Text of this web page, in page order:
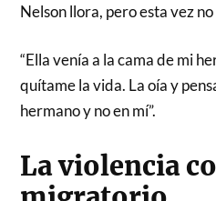
Nelson llora, pero esta vez
“Ella venía a la cama de mi
quítame la vida. La oía y
hermano y no en mí”.
La violencia